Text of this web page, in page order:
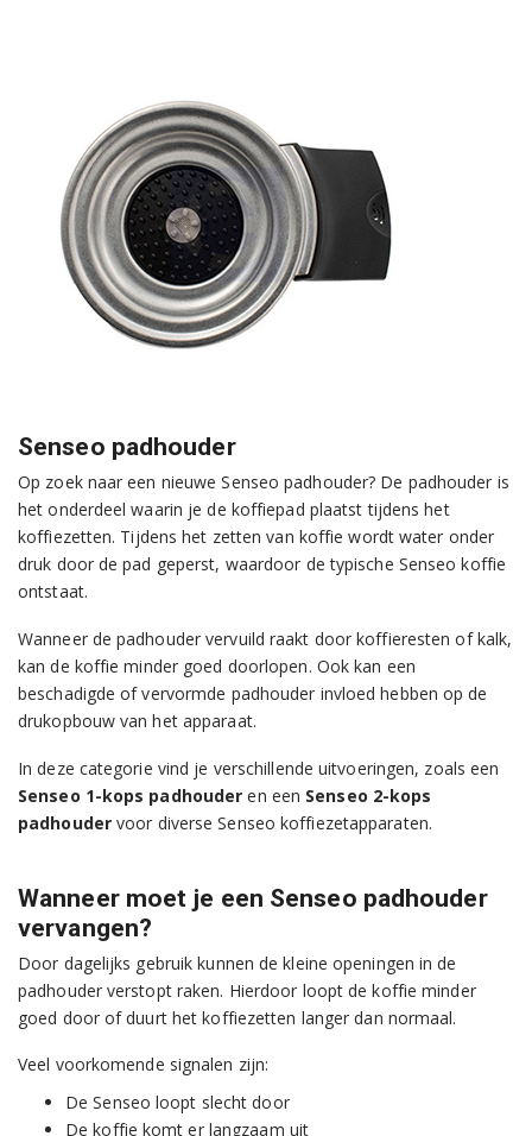
Senseo padhouder
Op zoek naar een nieuwe Senseo padhouder? De padhouder is
het onderdeel waarin je de koffiepad plaatst tijdens het
koffiezetten. Tijdens het zetten van koffie wordt water onder
druk door de pad geperst, waardoor de typische Senseo koffie
ontstaat.
Wanneer de padhouder vervuild raakt door koffieresten of kalk,
kan de koffie minder goed doorlopen. Ook kan een
beschadigde of vervormde padhouder invloed hebben op de
drukopbouw van het apparaat.
In deze categorie vind je verschillende uitvoeringen, zoals een
Senseo 1-kops padhouder en een Senseo 2-kops
padhoudervoor diverse Senseo koffiezetapparaten.
Wanneer moet je een Senseo padhouder
vervangen?
Door dagelijks gebruik kunnen de kleine openingen in de
padhouder verstopt raken. Hierdoor loopt de koffie minder
goed door of duurt het koffiezetten langer dan normaal.
Veel voorkomende signalen zijn:
De Senseo loopt slecht door
De koffie komt er langzaam uit